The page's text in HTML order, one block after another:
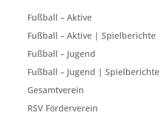
Fußball – Aktive
Fußball – Aktive | Spielberichte
Fußball – Jugend
Fußball – Jugend | Spielberichte
Gesamtverein
RSV Förderverein